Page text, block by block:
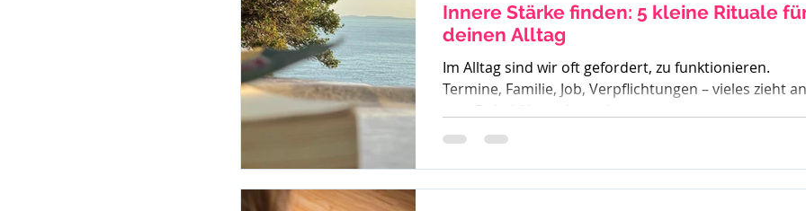
Innere Stärke finden: 5 kleine Rituale
deinen Alltag
Im Alltag sind wir oft gefordert, zu funktionieren.
Termine, Familie, Job, Verpflichtungen – vieles zieht an
uns. Dabei übersehen wir...